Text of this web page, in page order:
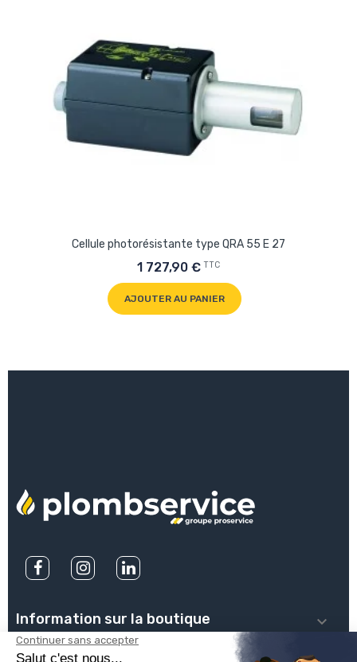
Cellule photorésistante type QRA 55 E 27
1 727,90 € TTC
AJOUTER AU PANIER
Information sur la boutique 
PLOMBSERVICE